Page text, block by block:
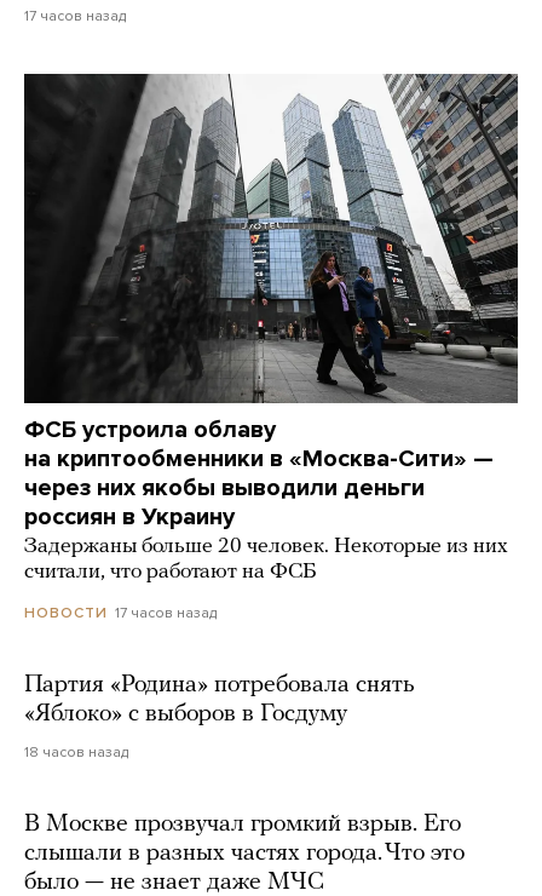
17 часов назад
ФСБ устроила облаву
на криптообменники в «Москва-Сити» —
через них якобы выводили деньги
россиян в Украину
Задержаны больше 20 человек. Некоторые из них
считали, что работают на ФСБ
НОВОСТИ 17 часов назад
Партия «Родина» потребовала снять
«Яблоко» с выборов в Госдуму
18 часов назад
В Москве прозвучал громкий взрыв. Его
слышали в разных частях города. Что это
было — не знает даже МЧС